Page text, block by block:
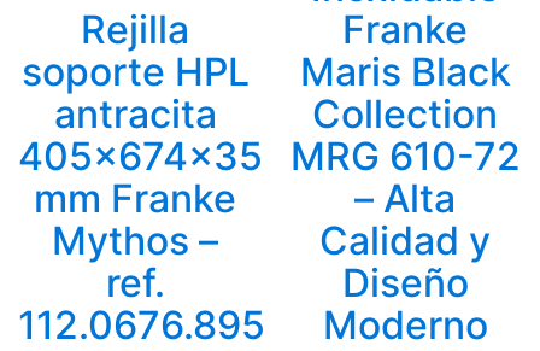
Rejilla
soporte HPL
antracita
405x674x35
mm Franke
Mythos –
ref.
112.0676.895
Franke
Maris Black
Collection
MRG 610-72
– Alta
Calidad y
Diseño
Moderno